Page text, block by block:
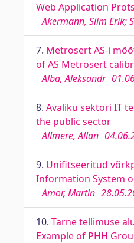
Web Application
Akermann, Siim Erik;
7. Metrosert AS-i
of AS Metrosert
Alba, Aleksandr
8. Avaliku sektori IT
the public sector
Allmere, Allan
9. Unifitseeritud
Information System
Amor, Martin
10. Tarne tellimuse
Example of PHH